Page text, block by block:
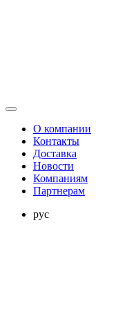
О компании
Контакты
Доставка
Новости
Компаниям
Партнерам
рус